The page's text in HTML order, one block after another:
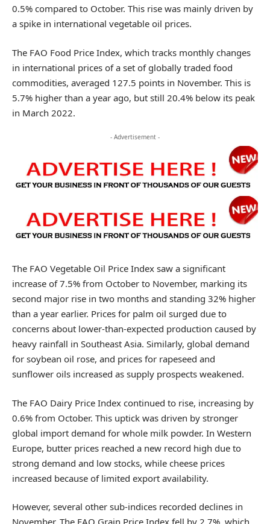
0.5% compared to October. This rise was mainly driven by
a spike in international vegetable oil prices.
The FAO Food Price Index, which tracks monthly changes
in international prices of a set of globally traded food
commodities, averaged 127.5 points in November. This is
5.7% higher than a year ago, but still 20.4% below its peak
in March 2022.
- Advertisement -
The FAO Vegetable Oil Price Index saw a significant
increase of 7.5% from October to November, marking its
second major rise in two months and standing 32% higher
than a year earlier. Prices for palm oil surged due to
concerns about lower-than-expected production caused by
heavy rainfall in Southeast Asia. Similarly, global demand
for soybean oil rose, and prices for rapeseed and
sunflower oils increased as supply prospects weakened.
The FAO Dairy Price Index continued to rise, increasing by
0.6% from October. This uptick was driven by stronger
global import demand for whole milk powder. In Western
Europe, butter prices reached a new record high due to
strong demand and low stocks, while cheese prices
increased because of limited export availability.
However, several other sub-indices recorded declines in
November. The FAO Grain Price Index fell by 2.7%, which